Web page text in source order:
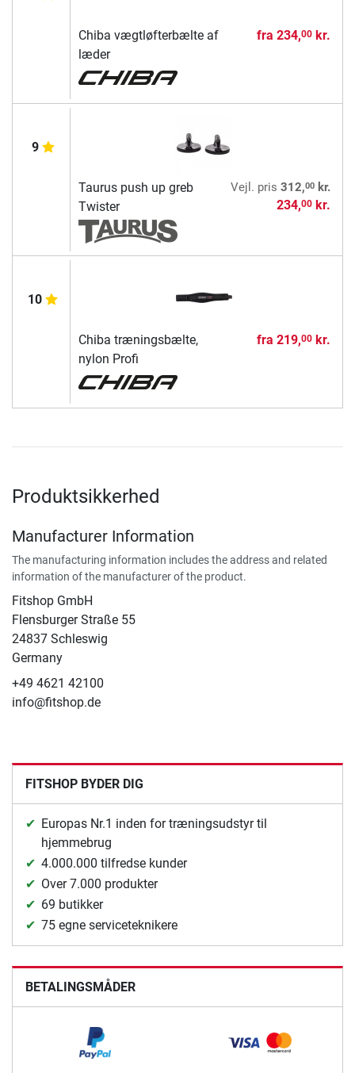
Chiba vægtløfterbælte af
læder
fra 234,00kr.
9
Taurus push up greb
Twister
Vejl. pris 312,00kr.
234,00kr.
10
Chiba træningsbælte,
nylon Profi
fra 219,00kr.
Produktsikkerhed
Manufacturer Information
The manufacturing information includes the address and related
information of the manufacturer of the product.
Fitshop GmbH
Flensburger Straße 55
24837 Schleswig
Germany
+49 4621 42100
info@fitshop.de
FITSHOP BYDER DIG
Europas Nr.1 inden for træningsudstyr til
hjemmebrug
4.000.000 tilfredse kunder
Over 7.000 produkter
69 butikker
75 egne serviceteknikere
BETALINGSMÅDER